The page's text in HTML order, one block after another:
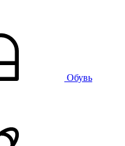
Обувь